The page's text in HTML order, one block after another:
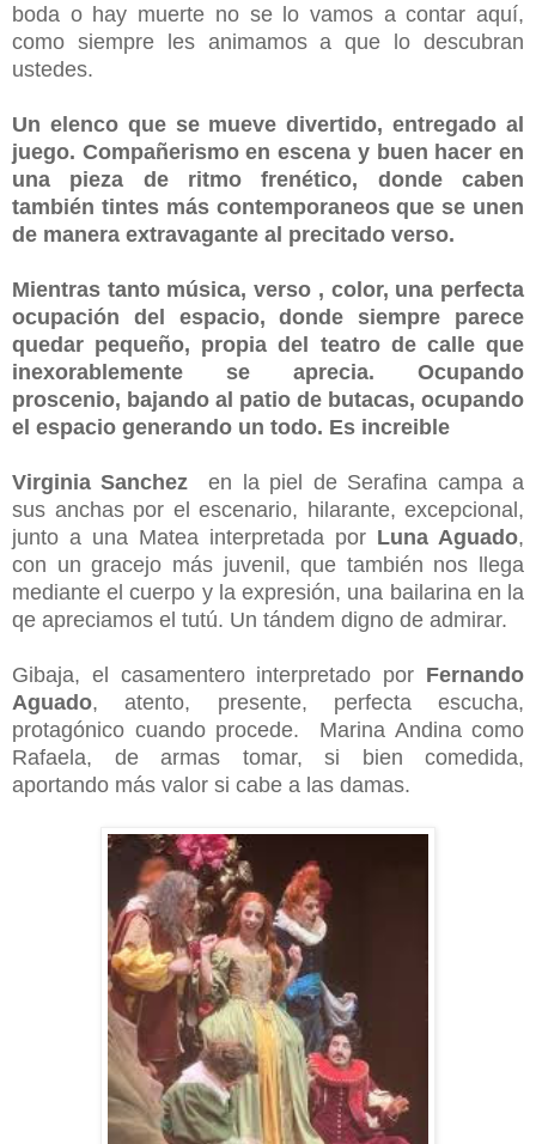
boda o hay muerte no se lo vamos a contar aquí,
como siempre les animamos a que lo descubran
ustedes.
Un elenco que se mueve divertido, entregado al
juego. Compañerismo en escena y buen hacer en
una pieza de ritmo frenético, donde caben
también tintes más contemporaneos que se unen
de manera extravagante al precitado verso.
Mientras tanto música, verso , color, una perfecta
ocupación del espacio, donde siempre parece
quedar pequeño, propia del teatro de calle que
inexorablemente se aprecia. Ocupando
proscenio, bajando al patio de butacas, ocupando
el espacio generando un todo. Es increible
Virginia Sanchez en la piel de Serafina campa a
sus anchas por el escenario, hilarante, excepcional,
junto a una Matea interpretada por Luna Aguado,
con un gracejo más juvenil, que también nos llega
mediante el cuerpo y la expresión, una bailarina en la
qe apreciamos el tutú. Un tándem digno de admirar.
Gibaja, el casamentero interpretado por Fernando
Aguado, atento, presente, perfecta escucha,
protagónico cuando procede. Marina Andina como
Rafaela, de armas tomar, si bien comedida,
aportando más valor si cabe a las damas.